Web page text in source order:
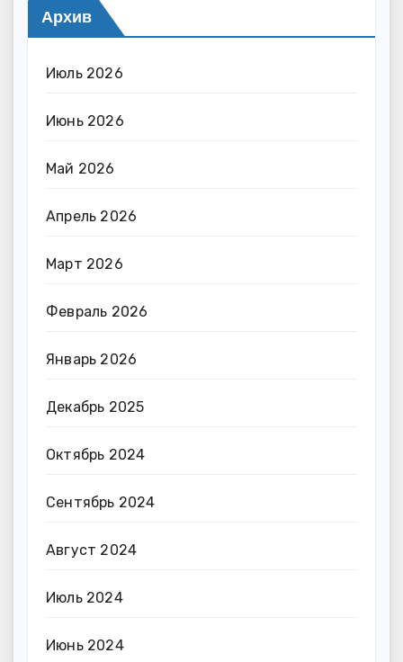
Архив
Июль 2026
Июнь 2026
Май 2026
Апрель 2026
Март 2026
Февраль 2026
Январь 2026
Декабрь 2025
Октябрь 2024
Сентябрь 2024
Август 2024
Июль 2024
Июнь 2024